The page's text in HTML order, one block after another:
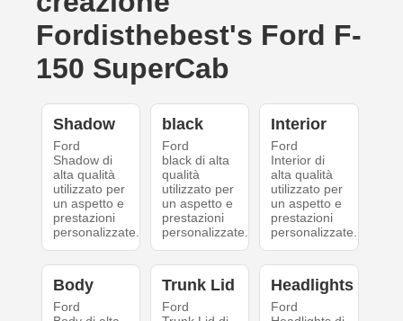
Fordisthebest's Ford F-
150 SuperCab
Shadow
Ford
Shadow di
alta qualità
utilizzato per
un aspetto e
prestazioni
personalizzate.
black
Ford
black di alta
qualità
utilizzato per
un aspetto e
prestazioni
personalizzate.
Interior
Ford
Interior di
alta qualità
utilizzato per
un aspetto e
prestazioni
personalizzate.
Body
Ford
Trunk Lid
Ford
Headlights
Ford